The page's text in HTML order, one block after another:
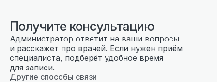
Получите консультацию
Администратор ответит на ваши вопросы
и расскажет про врачей. Если нужен приём
специалиста, подберёт удобное время
для записи.
Другие способы связи